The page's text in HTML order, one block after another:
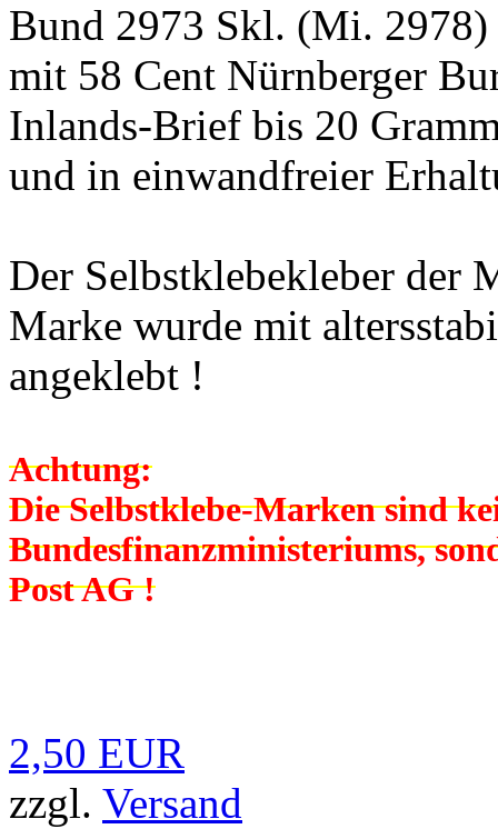
Bund 2973 Skl. (Mi. 2978)
mit 58 Cent Nürnberger
Inlands-Brief bis 20
und in einwandfreier
Der Selbstklebekleber der
Marke wurde mit
angeklebt !
Achtung:
Die Selbstklebe-Marken sind
Bundesfinanzministeriums,
Post AG !
2,50 EUR
zzgl. Versand